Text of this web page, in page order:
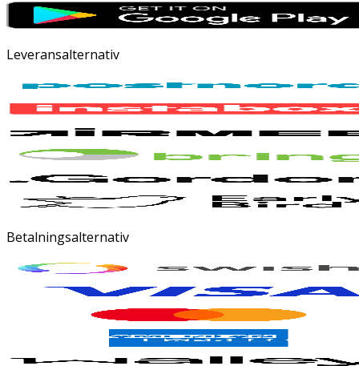
Leveransalternativ
Betalningsalternativ